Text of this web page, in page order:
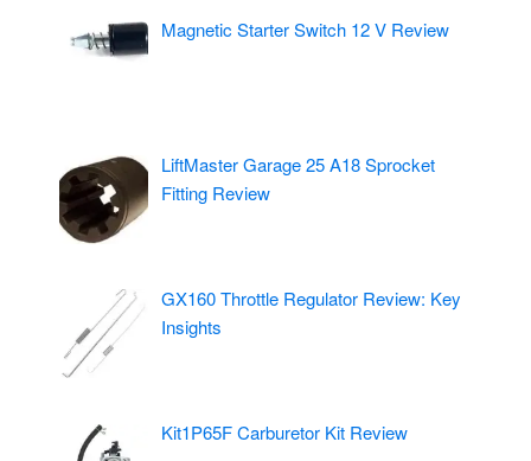
Magnetic Starter Switch 12 V Review
LiftMaster Garage 25 A18 Sprocket
Fitting Review
GX160 Throttle Regulator Review: Key
Insights
Kit1P65F Carburetor Kit Review